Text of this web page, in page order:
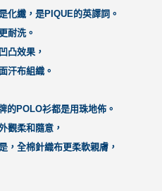
化纖，是PIQUE的英譯詞。
耐洗。
凸效果，
汗布組織。
的POLO衫都是用珠地佈。
觀柔和隨意，
，全棉針織布更柔軟親膚，